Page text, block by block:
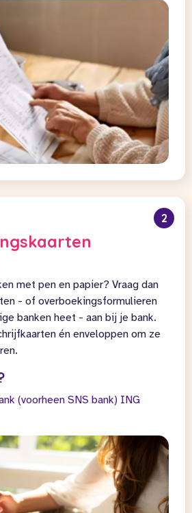
2
met pen en papier? Vraag dan
- of overboekingsformulieren
banken heet - aan bij je bank.
én enveloppen om ze
(voorheen SNS bank) ING